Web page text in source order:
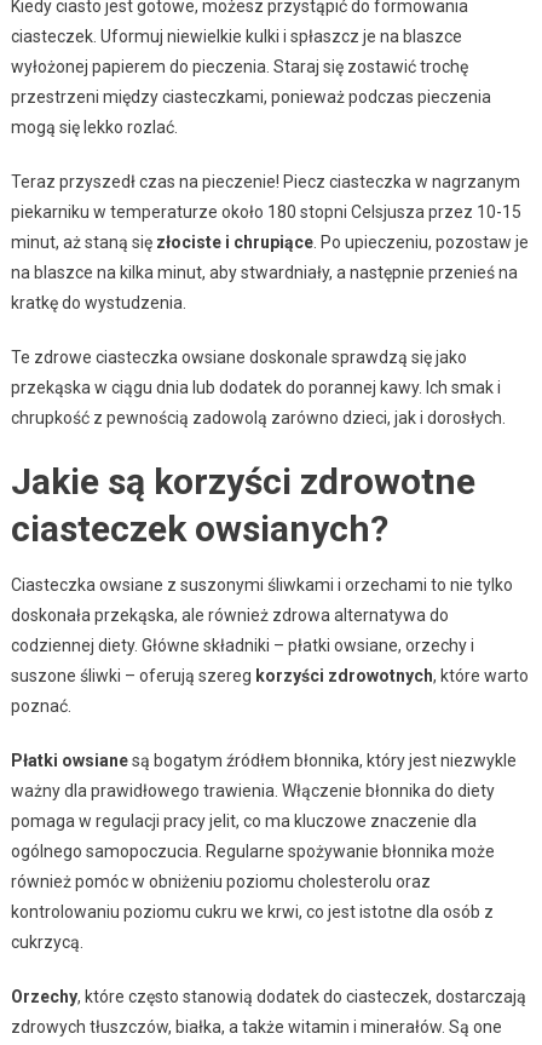
Kiedy ciasto jest gotowe, możesz przystąpić do formowania
ciasteczek. Uformuj niewielkie kulki i spłaszcz je na blaszce
wyłożonej papierem do pieczenia. Staraj się zostawić trochę
przestrzeni między ciasteczkami, ponieważ podczas pieczenia
mogą się lekko rozlać.
Teraz przyszedł czas na pieczenie! Piecz ciasteczka w nagrzanym
piekarniku w temperaturze około 180 stopni Celsjusza przez 10-15
minut, aż staną się złociste i chrupiące. Po upieczeniu, pozostaw je
na blaszce na kilka minut, aby stwardniały, a następnie przenieś na
kratkę do wystudzenia.
Te zdrowe ciasteczka owsiane doskonale sprawdzą się jako
przekąska w ciągu dnia lub dodatek do porannej kawy. Ich smak i
chrupkość z pewnością zadowolą zarówno dzieci, jak i dorosłych.
Jakie są korzyści zdrowotne
ciasteczek owsianych?
Ciasteczka owsiane z suszonymi śliwkami i orzechami to nie tylko
doskonała przekąska, ale również zdrowa alternatywa do
codziennej diety. Główne składniki – płatki owsiane, orzechy i
suszone śliwki – oferują szereg korzyści zdrowotnych, które warto
poznać.
Płatki owsianesą bogatym źródłem błonnika, który jest niezwykle
ważny dla prawidłowego trawienia. Włączenie błonnika do diety
pomaga w regulacji pracy jelit, co ma kluczowe znaczenie dla
ogólnego samopoczucia. Regularne spożywanie błonnika może
również pomóc w obniżeniu poziomu cholesterolu oraz
kontrolowaniu poziomu cukru we krwi, co jest istotne dla osób z
cukrzycą.
Orzechy, które często stanowią dodatek do ciasteczek, dostarczają
zdrowych tłuszczów, białka, a także witamin i minerałów. Są one